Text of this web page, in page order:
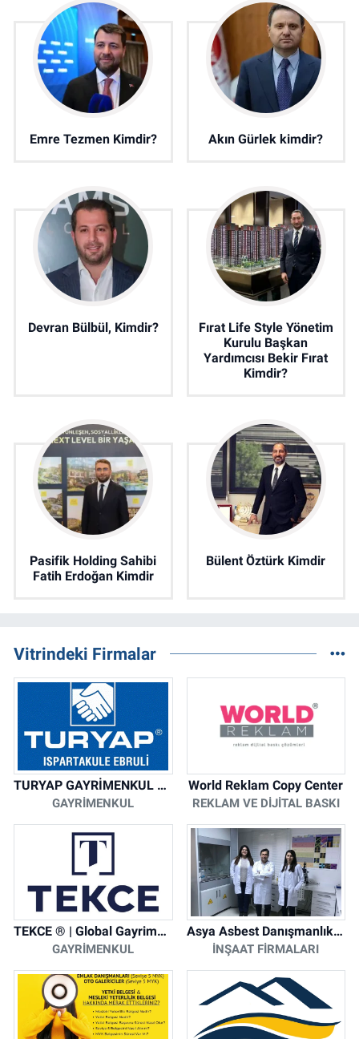
Emre Tezmen Kimdir? Akın Gürlek kimdir?
Devran Bülbül, Kimdir?
Fırat Life Style Yönetim
Kurulu Başkan
Yardımcısı Bekir Fırat
Kimdir?
Pasifik Holding Sahibi
Fatih Erdoğan Kimdir
Bülent Öztürk Kimdir
Vitrindeki Firmalar
TURYAP GAYRİMENKUL DANIŞMANLIK HİZMETLERİ
GAYRIMENKUL
World Reklam Copy Center
REKLAM VE DIJITAL BASKI
TEKCE ® | Global Gayrimenkul Şirketi
GAYRIMENKUL
Asya Asbest Danışmanlık - Asbest Söküm ve Asbest Raporu
İNŞAAT FIRMALARI